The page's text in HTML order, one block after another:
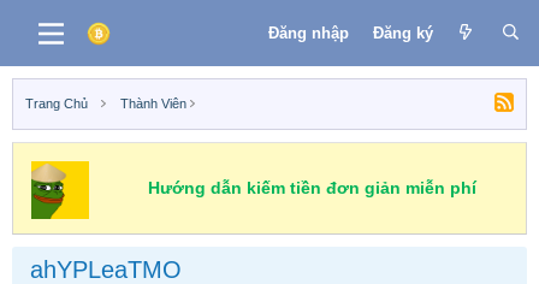
Đăng nhập Đăng ký
Trang Chủ Thành Viên
Hướng dẫn kiếm tiền đơn giản miễn phí
ahYPLeaTMO